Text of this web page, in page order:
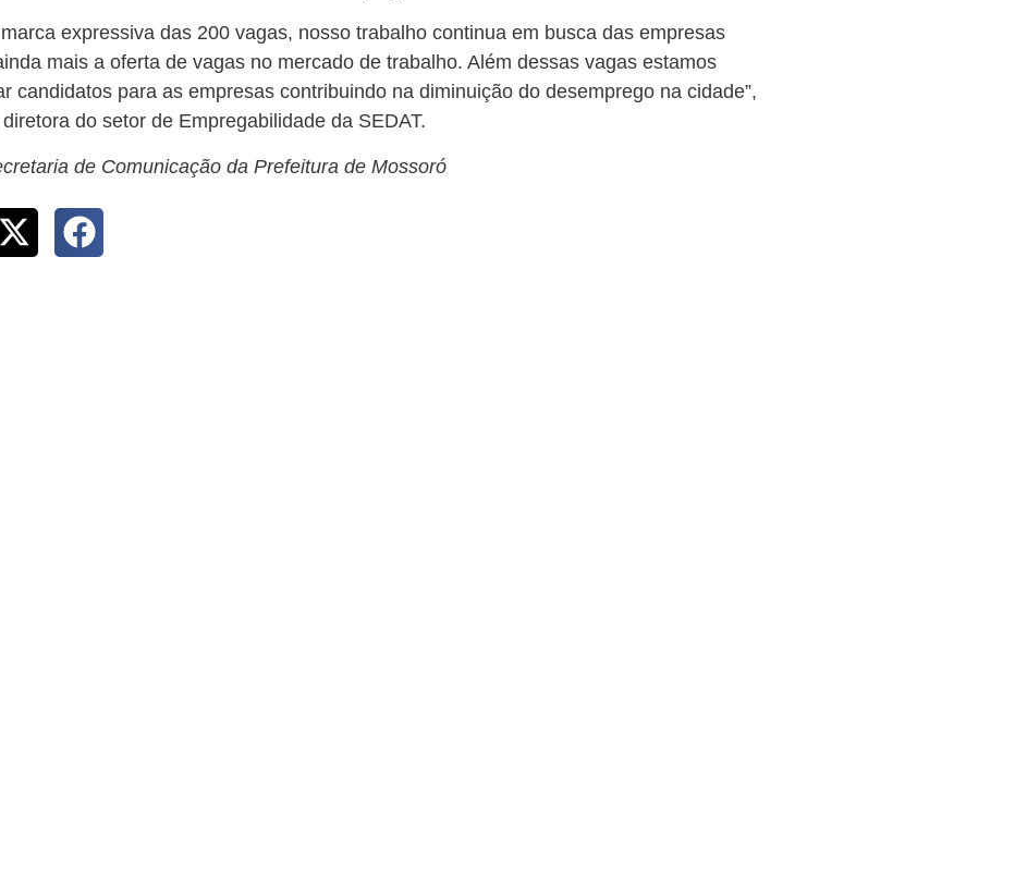
expressiva das 200 vagas, nosso trabalho continua em busca das empresas
mais a oferta de vagas no mercado de trabalho. Além dessas vagas estamos
candidatos para as empresas contribuindo na diminuição do desemprego na cidade”,
do setor de Empregabilidade da SEDAT.
de Comunicação da Prefeitura de Mossoró